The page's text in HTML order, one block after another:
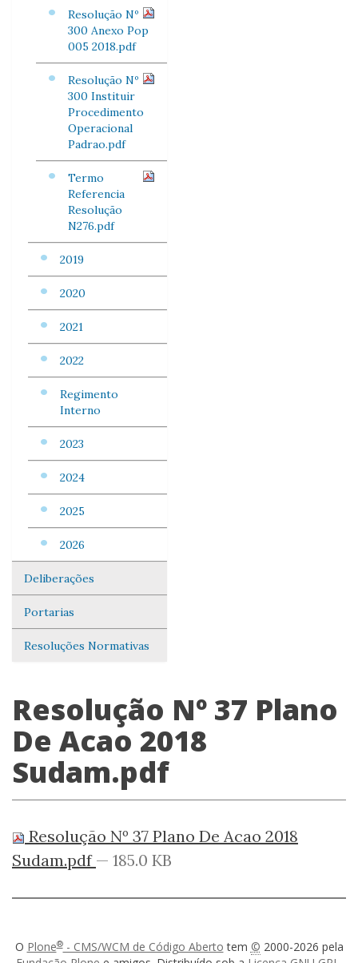
Resolução Nº
300 Anexo Pop
005 2018.pdf
Resolução Nº
300 Instituir
Procedimento
Operacional
Padrao.pdf
Termo
Referencia
Resolução
N276.pdf
2019
2020
2021
2022
Regimento
Interno
2023
2024
2025
2026
Deliberações
Portarias
Resoluções Normativas
Resolução Nº 37 Plano
De Acao 2018
Sudam.pdf
Resolução Nº 37 Plano De Acao 2018
Sudam.pdf — 185.0 KB
O Plone®- CMS/WCM de Código Aberto tem © 2000-2026 pela